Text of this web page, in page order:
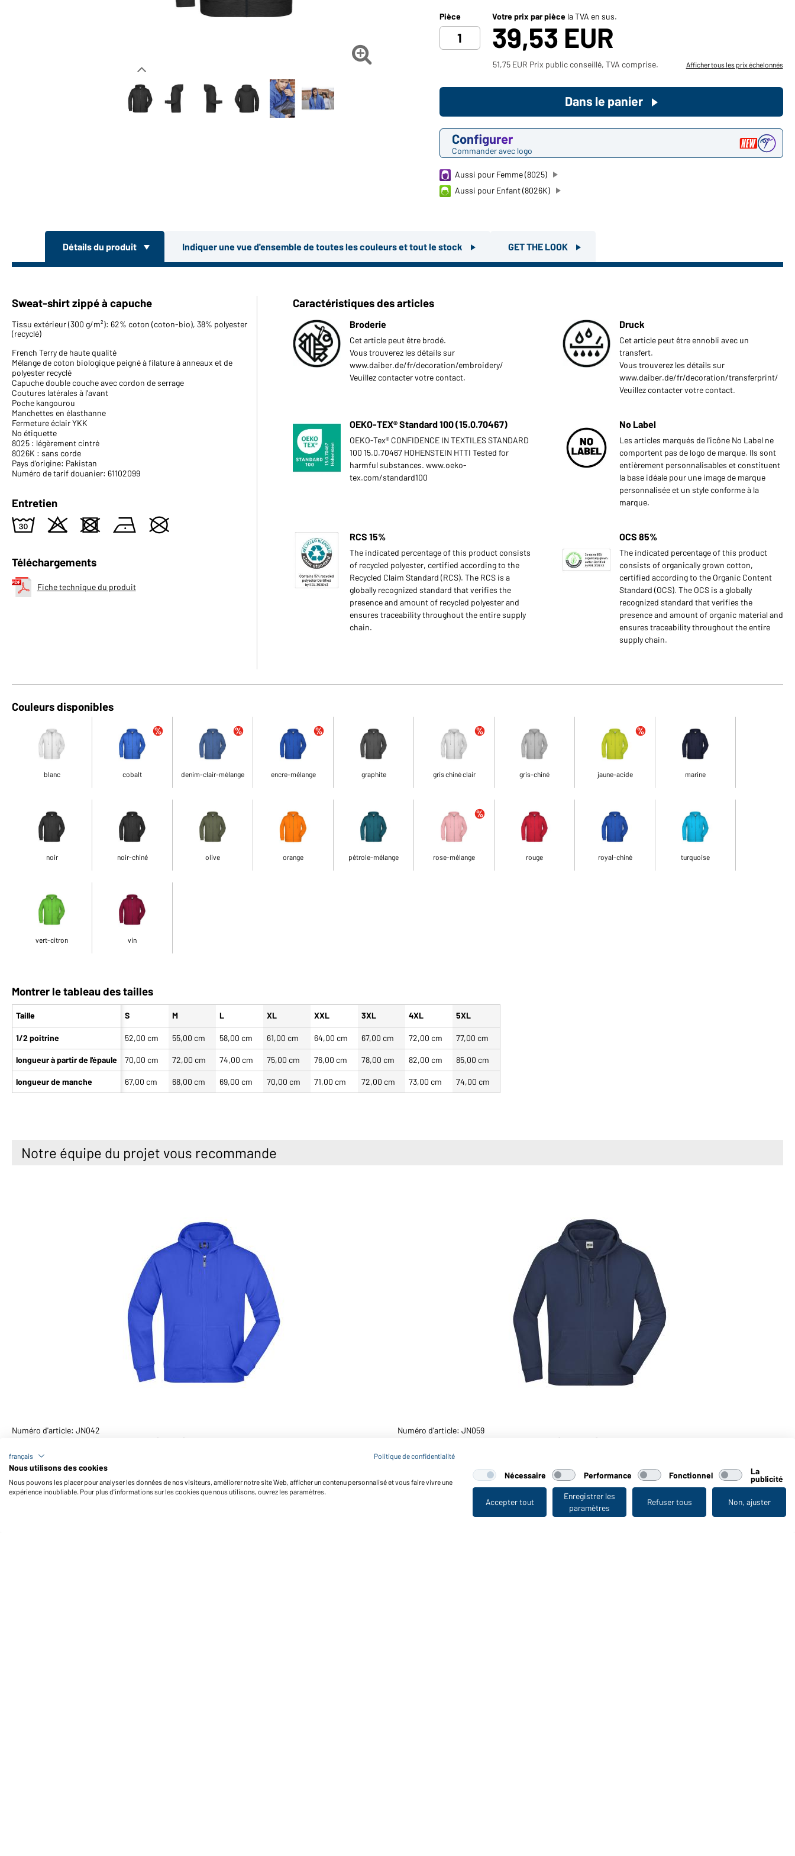
produits pour votre besoin privé?

Pièce Votre prix par pièce la TVA en sus.
39,53 EUR
51,75 EUR Prix public conseillé, TVA comprise. Afficher tous les prix échelonnés
Configurer
Commander avec logo
Dans le panier
Aussi pour Femme (8025)
Aussi pour Enfant (8026K)
Détails du produit Indiquer une vue d'ensemble de toutes les couleurs et tout le stock GET THE LOOK
Sweat-shirt zippé à capuche
Tissu extérieur (300 g/m²): 62% coton (coton-bio), 38% polyester
(recyclé)
French Terry de haute qualité
Mélange de coton biologique peigné à filature à anneaux et de
polyester recyclé
Capuche double couche avec cordon de serrage
Coutures latérales à l'avant
Poche kangourou
Manchettes en élasthanne
Fermeture éclair YKK
No étiquette
8025 : légèrement cintré
8026K : sans corde
Pays d'origine: Pakistan
Numéro de tarif douanier: 61102099
Entretien
w o d n U
Téléchargements
Fiche technique du produit
Caractéristiques des articles
Broderie
Cet article peut être brodé.
Vous trouverez les détails sur
www.daiber.de/fr/decoration/embroidery/
Veuillez contacter votre contact.
Druck
Cet article peut être ennobli avec un
transfert.
Vous trouverez les détails sur
www.daiber.de/fr/decoration/transferprint/
Veuillez contacter votre contact.
OEKO-TEX® Standard 100 (15.0.70467)
OEKO-Tex® CONFIDENCE IN TEXTILES STANDARD
100 15.0.70467 HOHENSTEIN HTTI Tested for
harmful substances. www.oeko-
tex.com/standard100
No Label
Les articles marqués de l'icône No Label ne
comportent pas de logo de marque. Ils sont
entièrement personnalisables et constituent
la base idéale pour une image de marque
personnalisée et un style conforme à la
marque.
RCS 15%
The indicated percentage of this product consists
of recycled polyester, certified according to the
Recycled Claim Standard (RCS). The RCS is a
globally recognized standard that verifies the
presence and amount of recycled polyester and
ensures traceability throughout the entire supply
chain.
OCS 85%
The indicated percentage of this product
consists of organically grown cotton,
certified according to the Organic Content
Standard (OCS). The OCS is a globally
recognized standard that verifies the
presence and amount of organic material and
ensures traceability throughout the entire
supply chain.
Couleurs disponibles
blanc cobalt denim-clair-mélange encre-mélange graphite gris chiné clair gris-chiné jaune-acide marine
noir noir-chiné olive orange pétrole-mélange rose-mélange rouge royal-chiné turquoise
vert-citron vin
Montrer le tableau des tailles
Taille
1/2 poitrine
longueur à partir de l'épaule
longueur de manche
S M L XL XXL 3XL 4XL 5XL
52,00 cm 55,00 cm 58,00 cm 61,00 cm 64,00 cm 67,00 cm 72,00 cm 77,00 cm
70,00 cm 72,00 cm 74,00 cm 75,00 cm 76,00 cm 78,00 cm 82,00 cm 85,00 cm
67,00 cm 68,00 cm 69,00 cm 70,00 cm 71,00 cm 72,00 cm 73,00 cm 74,00 cm
Notre équipe du projet vous recommande
Numéro d'article: JN042
Sweat-shirt capuche homme (royal)
Numéro d'article: JN059
Sweat-shirt zippé avec capuche (marine)
Vu en dernier
français Politique de confidentialité
Nous utilisons des cookies
Nous pouvons les placer pour analyser les données de nos visiteurs, améliorer notre site Web, afficher un contenu personnalisé et vous faire vivre une
expérience inoubliable. Pour plus d'informations sur les cookies que nous utilisons, ouvrez les paramètres.
Nécessaire Performance Fonctionnel La
publicité
Accepter tout
Enregistrer les
paramètres
Refuser tous Non, ajuster